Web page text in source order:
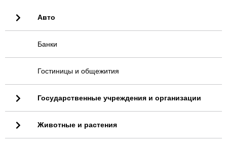
Авто
Банки
Гостиницы и общежития
Государственные учреждения и организации
Животные и растения